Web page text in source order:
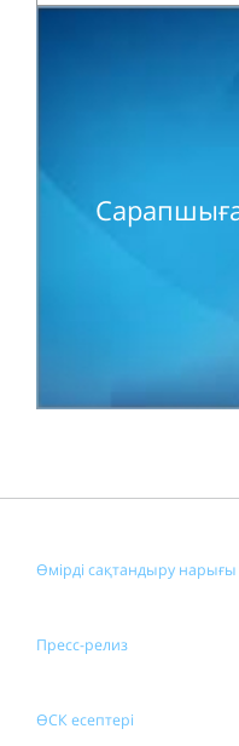
Өмірді сақтандыру нарығы
Пресс-релиз
ӨСК есептері